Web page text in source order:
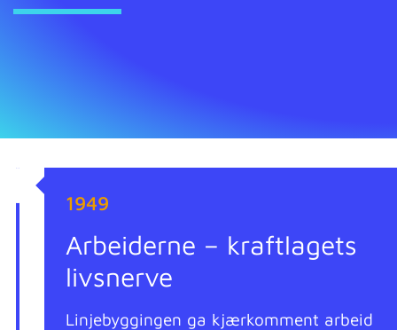
1949
Arbeiderne – kraftlagets
livsnerve
Linjebyggingen ga kjærkomment arbeid